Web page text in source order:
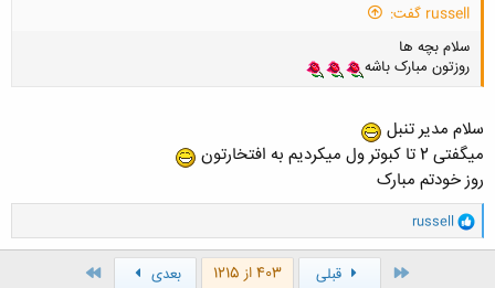
russell گفت:
سلام بچه ها
روزتون مبارک باشه
سلام مدیر تنبل
میگفتی 2 تا کبوتر ول میکردیم به افتخارتون
روز خودتم مبارک
و
ا
ک
russell
قبلی 403 از 1215 بعدی